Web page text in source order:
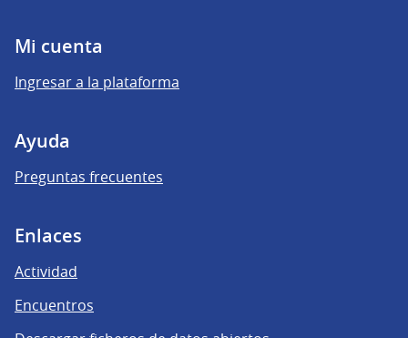
Mi cuenta
Ingresar a la plataforma
Ayuda
Preguntas frecuentes
Enlaces
Actividad
Encuentros